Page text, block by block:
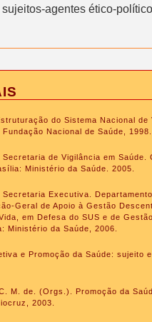
agentes ético-
do Sistema Nacional de
Nacional de Saúde,
de Vigilância em Saúde.
Ministério da Saúde. 2005.
Executiva.
Geral de Apoio à Gestão
em Defesa do SUS e de
Ministério da Saúde, 2006.
e Promoção da Saúde: sujeito
M. de. (Orgs.). Promoção da
2003.